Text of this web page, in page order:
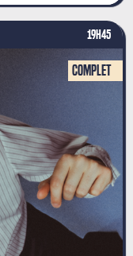
19H45
Complet